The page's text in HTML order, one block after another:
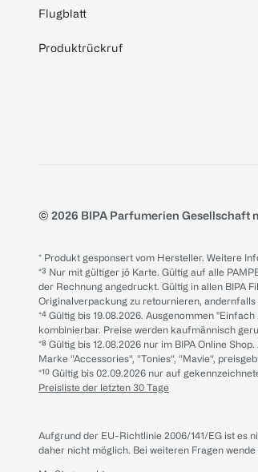
Flugblatt
Produktrückruf
© 2026 BIPA Parfumerien Gesellschaft
* Produkt gesponsert vom Hersteller. Weitere
*³ Nur mit gültiger jö Karte. Gültig auf alle
der Rechnung angedruckt. Gültig in allen BIPA
Originalverpackung zu retournieren,
*⁴ Gültig bis 19.08.2026. Ausgenommen
kombinierbar. Preise werden kaufmännisch
*⁸ Gültig bis 12.08.2026 nur im BIPA Online
Marke “Accessories“, “Tonies“, “Mavie“,
*¹⁰ Gültig bis 02.09.2026 nur auf
Preisliste der letzten 30 Tage
Aufgrund der EU-Richtlinie 2006/141/EG ist es
daher nicht möglich. Bei weiteren Fragen